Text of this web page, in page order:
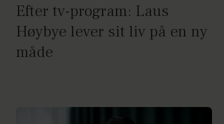
Efter tv-program: Laus
Høybye lever sit liv på en ny
måde